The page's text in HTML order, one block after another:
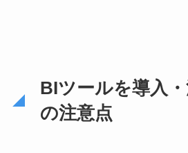
BIツールを導入
の注意点